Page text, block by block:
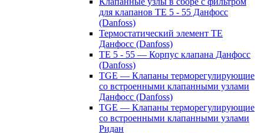
для клапанов TE 5 - 55 Данфосс
(Danfoss)
Термостатический элемент TE
Данфосс (Danfoss)
TE 5 - 55 — Корпус клапана Данфосс
(Danfoss)
TGE — Клапаны терморегулирующие
со встроенными клапанными узлами
Данфосс (Danfoss)
TGE — Клапаны терморегулирующие
со встроенными клапанными узлами
Ридан